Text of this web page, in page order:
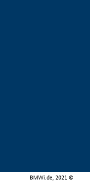
BMWi.de, 2021 ©